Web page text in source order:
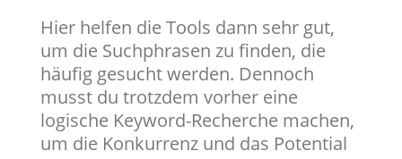
Hier helfen die Tools dann sehr gut,
um die Suchphrasen zu finden, die
häufig gesucht werden. Dennoch
musst du trotzdem vorher eine
logische Keyword-Recherche machen,
um die Konkurrenz und das Potential